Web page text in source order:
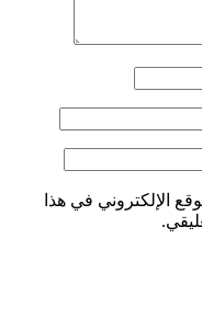
الإلكتروني في هذا